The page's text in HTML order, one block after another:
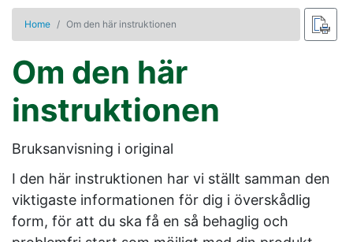
Home Om den här instruktionen
Om den här
instruktionen
Bruksanvisning i original
I den här instruktionen har vi ställt samman den
viktigaste informationen för dig i överskådlig
form, för att du ska få en så behaglig och